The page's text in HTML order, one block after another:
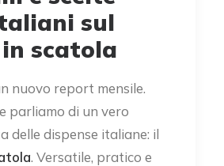
sul
scatola
nuovo report mensile.
parliamo di un vero
delle dispense italiane: il
. Versatile, pratico e